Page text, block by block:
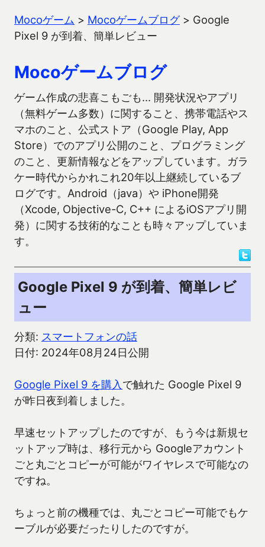
Mocoゲーム > Mocoゲームブログ> Google
Pixel 9 が到着、簡単レビュー
Mocoゲームブログ
ゲーム作成の悲喜こもごも… 開発状況やアプリ
（無料ゲーム多数）に関すること、携帯電話やス
マホのこと、公式ストア（Google Play, App
Store）でのアプリ公開のこと、プログラミング
のこと、更新情報などをアップしています。ガラ
ケー時代からかれこれ20年以上継続しているブ
ログです。Android（java）や iPhone開発
（Xcode, Objective-C, C++ によるiOSアプリ開
発）に関する技術的なことも時々アップしていま
す。
Google Pixel 9 が到着、簡単レビ
ュー
分類: スマートフォンの話
日付: 2024年08月24日公開
Google Pixel 9 を購入 で触れた Google Pixel 9
が昨日夜到着しました。
早速セットアップしたのですが、もう今は新規セ
ットアップ時は、移行元から Googleアカウント
ごと丸ごとコピーが可能がワイヤレスで可能なの
ですね。
ちょっと前の機種では、丸ごとコピー可能でもケ
ーブルが必要だったりしたのですが。